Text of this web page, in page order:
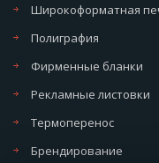
Широкоформатная
Полиграфия
Фирменные бланки
Рекламные листовки
Термоперенос
Брендирование